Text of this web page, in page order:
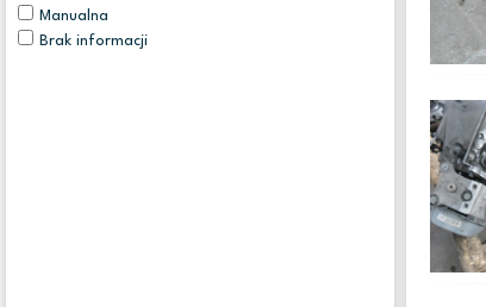
Manualna
Brak informacji